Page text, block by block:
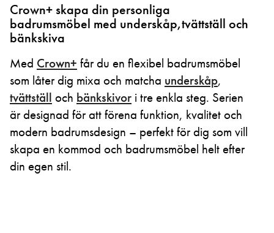
Crown+ skapa din personliga
badrumsmöbel med underskåp,tvättställ och
bänkskiva
Med Crown+ får du en flexibel badrumsmöbel
som låter dig mixa och matcha underskåp,
tvättställ och bänkskivor i tre enkla steg. Serien
är designad för att förena funktion, kvalitet och
modern badrumsdesign – perfekt för dig som vill
skapa en kommod och badrumsmöbel helt efter
din egen stil.